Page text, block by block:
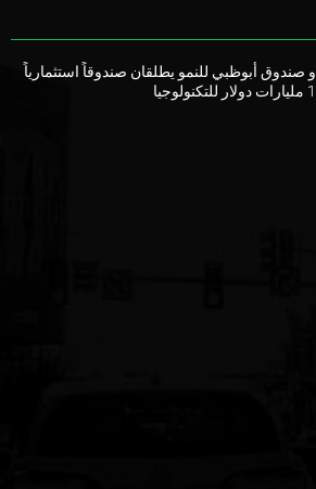
” G42″ و صندوق أبوظبي للنمو يطلقان صندوقاً استثمارياً